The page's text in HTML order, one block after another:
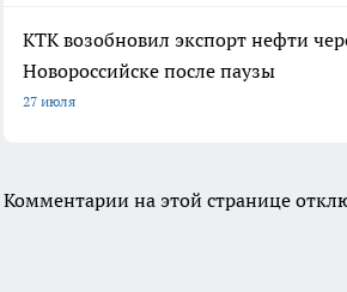
КТК возобновил экспорт нефти
Новороссийске после паузы
27 июля
Комментарии на этой странице